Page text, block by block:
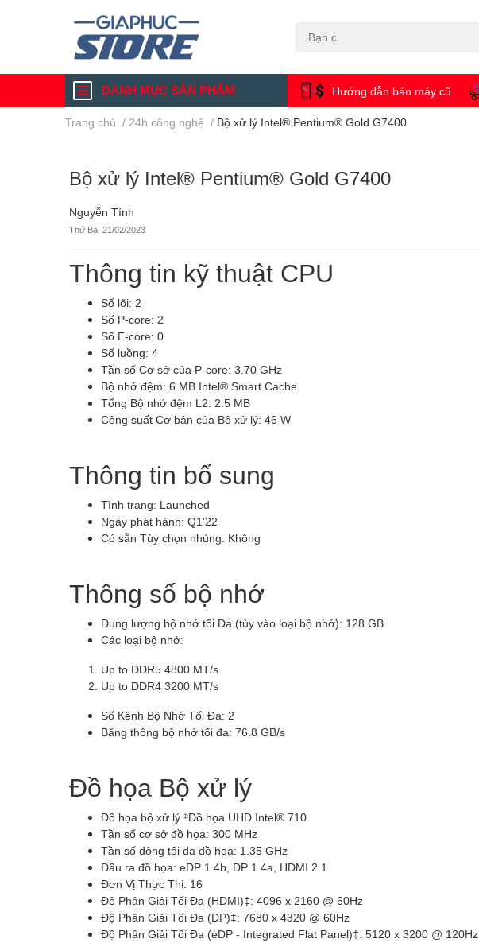
DANH MỤC SẢN PHẨM Hướng dẫn bán máy cũ
Trang chủ / 24h công nghệ / Bộ xử lý Intel® Pentium® Gold G7400
Bộ xử lý Intel® Pentium® Gold G7400
Nguyễn Tính
Thứ Ba, 21/02/2023
Thông tin kỹ thuật CPU
Số lõi: 2
Số P-core: 2
Số E-core: 0
Số luồng: 4
Tần số Cơ sở của P-core: 3.70 GHz
Bộ nhớ đệm: 6 MB Intel® Smart Cache
Tổng Bộ nhớ đệm L2: 2.5 MB
Công suất Cơ bản của Bộ xử lý: 46 W
Thông tin bổ sung
Tình trạng: Launched
Ngày phát hành: Q1'22
Có sẵn Tùy chọn nhúng: Không
Thông số bộ nhớ
Dung lượng bộ nhớ tối Đa (tùy vào loại bộ nhớ): 128 GB
Các loại bộ nhớ:
Up to DDR5 4800 MT/s
Up to DDR4 3200 MT/s
Số Kênh Bộ Nhớ Tối Đa: 2
Băng thông bộ nhớ tối đa: 76.8 GB/s
Đồ họa Bộ xử lý
Đồ họa bộ xử lý ‡:Đồ họa UHD Intel® 710
Tần số cơ sở đồ họa: 300 MHz
Tần số động tối đa đồ họa: 1.35 GHz
Đầu ra đồ họa: eDP 1.4b, DP 1.4a, HDMI 2.1
Đơn Vị Thực Thi: 16
Độ Phân Giải Tối Đa (HDMI)‡: 4096 x 2160 @ 60Hz
Độ Phân Giải Tối Đa (DP)‡: 7680 x 4320 @ 60Hz
Độ Phân Giải Tối Đa (eDP - Integrated Flat Panel)‡: 5120 x 3200 @ 120Hz